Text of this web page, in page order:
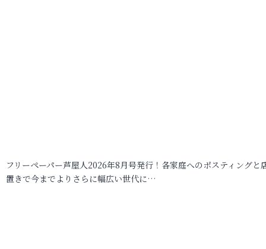
フリーペーパー芦屋人2026年8月号発行！各家庭へのポスティングと
置きで今までよりさらに幅広い世代に…